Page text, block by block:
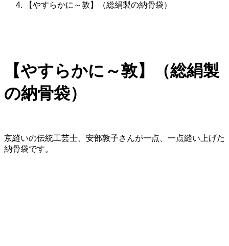
【やすらかに～敦】（総絹製の納骨袋）
【やすらかに～敦】（総絹製
の納骨袋）
京縫いの伝統工芸士、安部敦子さんが一点、一点縫い上げた
納骨袋です。